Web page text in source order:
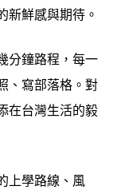
新鮮感與期待。
分鐘路程，每一
、寫部落格。對
在台灣生活的毅
上學路線、風